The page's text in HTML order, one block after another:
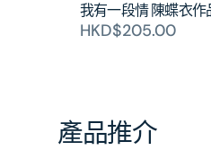
我有一段情 陳蝶衣作
HKD$205.00
產品推介